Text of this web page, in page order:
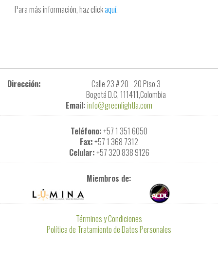
Para más información, haz clickaquí.
Dirección:
Calle 23 # 20 - 20 Piso 3
Bogotá D.C, 111411,Colombia
Email:info@greenlightla.com
Teléfono:+57 1 351 6050
Fax:+57 1 368 7312
Celular:+57 320 838 9126
Miembros de:
Términos y Condiciones
Política de Tratamiento de Datos Personales